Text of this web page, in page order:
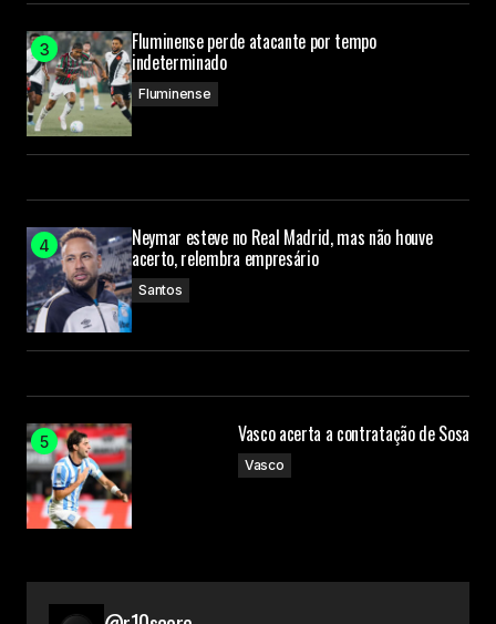
Fluminense perde atacante por tempo
indeterminado
Fluminense
Neymar esteve no Real Madrid, mas não houve
acerto, relembra empresário
Santos
Vasco acerta a contratação de Sosa
Vasco